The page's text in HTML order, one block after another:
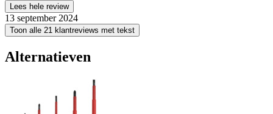
Lees hele review
13 september 2024
Toon alle 21 klantreviews met tekst
Alternatieven